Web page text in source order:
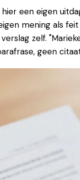
een eigen
mening als
zelf.
geen